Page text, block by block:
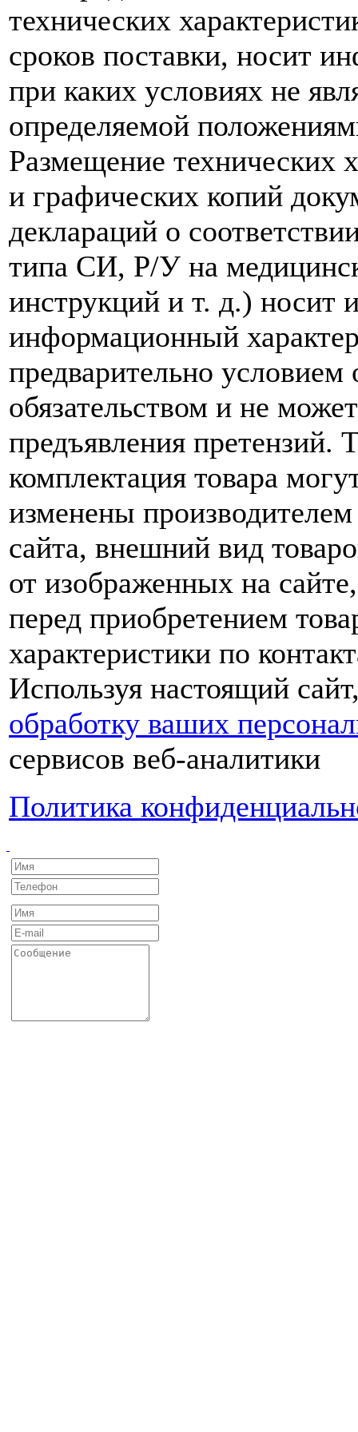
технических
сроков поставки, носит
при каких условиях не
определяемой
Размещение технических
и графических копий
деклараций о
типа СИ, Р/У на
инструкций и т. д.) носит
информационный
предварительно условием
обязательством и не
предъявления претензий.
комплектация товара
изменены производителем
сайта, внешний вид
от изображенных на
перед приобретением
характеристики по
Используя настоящий
обработку ваших
сервисов веб-аналитики
Политика